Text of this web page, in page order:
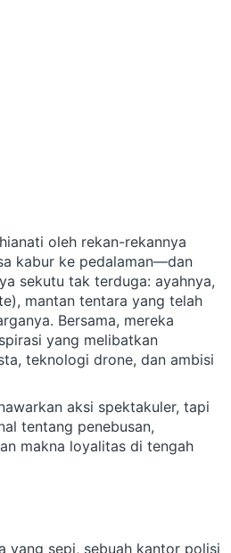
oleh rekan-rekannya
kabur ke pedalaman—dan
sekutu tak terduga: ayahnya,
mantan tentara yang telah
Bersama, mereka
yang melibatkan
teknologi drone, dan ambisi
aksi spektakuler, tapi
tentang penebusan,
makna loyalitas di tengah
yang sepi, sebuah kantor polisi